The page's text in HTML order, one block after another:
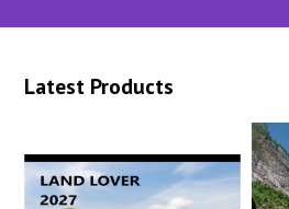
Latest Products